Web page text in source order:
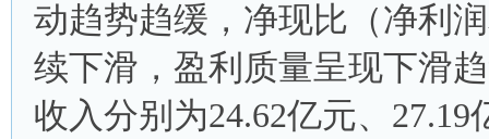
动趋势趋缓，净现比（净利
续下滑，盈利质量呈现下滑
收入分别为24.62亿元、